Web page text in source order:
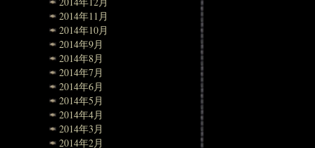
2014年11月
2014年10月
2014年9月
2014年8月
2014年7月
2014年6月
2014年5月
2014年4月
2014年3月
2014年2月